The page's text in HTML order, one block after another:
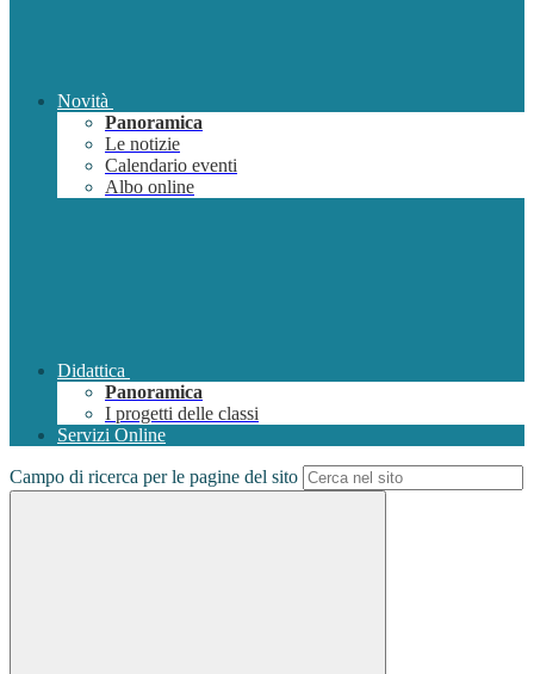
Novità
Panoramica
Le notizie
Calendario eventi
Albo online
Didattica
Panoramica
I progetti delle classi
Servizi Online
Campo di ricerca per le pagine del sito